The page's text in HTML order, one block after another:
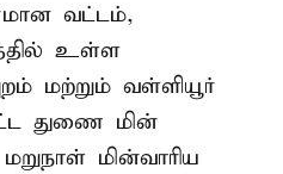
வட்டம்,
உள்ள
மற்றும் வள்ளியூர்
துணை மின்
மின்வாரிய